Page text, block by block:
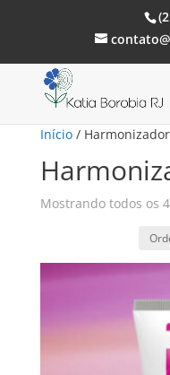
Início/
Mostrando todos os